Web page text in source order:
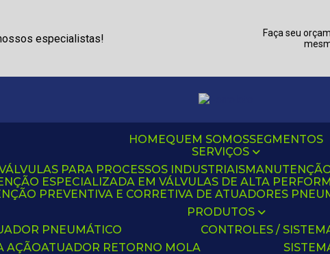
especialistas!
Faça seu
HOME QUEM SOMOS
SEGMENTOS
SERVIÇOS
PARA PROCESSOS INDUSTRIAIS
ESPECIALIZADA EM VÁLVULAS DE ALTA
PREVENTIVA E CORRETIVA DE ATUADORES
PRODUTOS
PNEUMÁTICO
AÇÃO
ATUADOR RETORNO MOLA
CONTROLES /